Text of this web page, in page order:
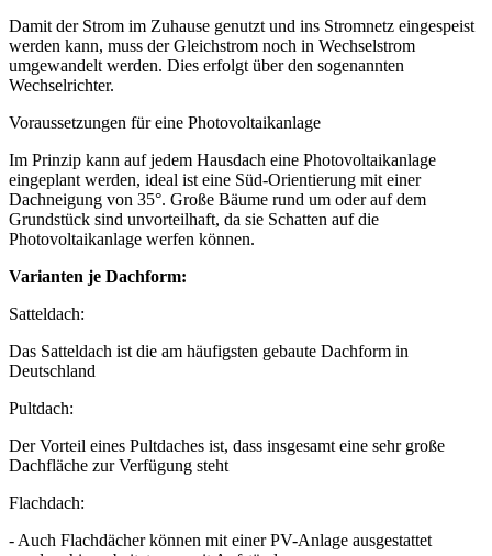
Damit der Strom im Zuhause genutzt und ins Stromnetz eingespeist
werden kann, muss der Gleichstrom noch in Wechselstrom
umgewandelt werden. Dies erfolgt über den sogenannten
Wechselrichter.
Voraussetzungen für eine Photovoltaikanlage
Im Prinzip kann auf jedem Hausdach eine Photovoltaikanlage
eingeplant werden, ideal ist eine Süd-Orientierung mit einer
Dachneigung von 35°. Große Bäume rund um oder auf dem
Grundstück sind unvorteilhaft, da sie Schatten auf die
Photovoltaikanlage werfen können.
Varianten je Dachform:
Satteldach:
Das Satteldach ist die am häufigsten gebaute Dachform in
Deutschland
Pultdach:
Der Vorteil eines Pultdaches ist, dass insgesamt eine sehr große
Dachfläche zur Verfügung steht
Flachdach:
- Auch Flachdächer können mit einer PV-Anlage ausgestattet